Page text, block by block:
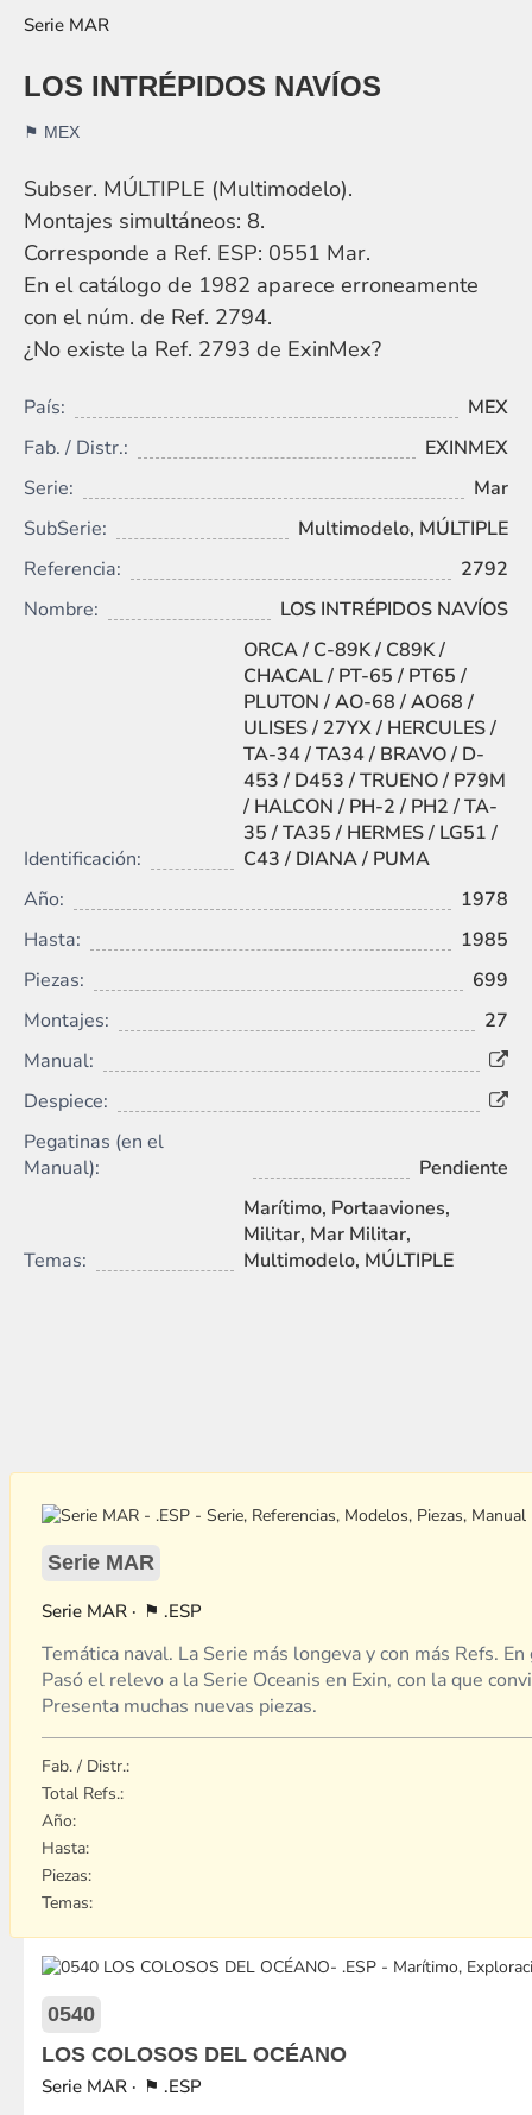
MAR
LOS INTRÉPIDOS NAVÍOS
MEX
Subser. MÚLTIPLE (Multimodelo).
Montajes simultáneos: 8.
Corresponde a Ref. ESP: 0551 Mar.
En el catálogo de 1982 aparece erroneamente
con el núm. de Ref. 2794.
¿No existe la Ref. 2793 de ExinMex?
País:
MEX
Fab. / Distr.:
EXINMEX
Serie:
Mar
SubSerie:
Multimodelo, MÚLTIPLE
Referencia:
2792
Nombre:
LOS INTRÉPIDOS NAVÍOS
Identificación:
ORCA / C-89K / C89K /
CHACAL / PT-65 / PT65 /
PLUTON / AO-68 / AO68 /
ULISES / 27YX / HERCULES /
TA-34 / TA34 / BRAVO / D-
453 / D453 / TRUENO / P79M
/ HALCON / PH-2 / PH2 / TA-
35 / TA35 / HERMES / LG51 /
C43 / DIANA / PUMA
Año:
1978
Hasta:
1985
Piezas:
699
Montajes:
27
Manual:
Despiece:
Pegatinas (en el
Manual):
Pendiente
Temas:
Marítimo, Portaaviones,
Militar, Mar Militar,
Multimodelo, MÚLTIPLE
Serie MAR
MAR .ESP
Temática naval. La Serie más longeva y con más Refs.
Pasó el relevo a la Serie Oceanis en Exin, con la que
Presenta muchas nuevas piezas.
Fab. / Distr.:
Total Refs.:
Año:
Hasta:
Piezas:
Temas:
0540
LOS COLOSOS DEL OCÉANO
MAR
.ESP